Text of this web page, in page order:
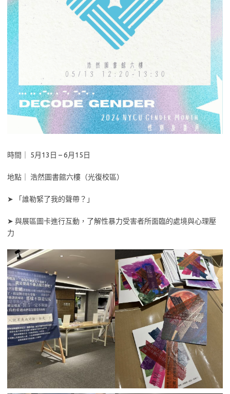
時間｜ 5月13日 – 6月15日
地點｜ 浩然圖書館六樓（光復校區）
➤ 「誰勒緊了我的聲帶？」
➤ 與展區圖卡進行互動，了解性暴力受害者所面臨的處境與心理壓
力